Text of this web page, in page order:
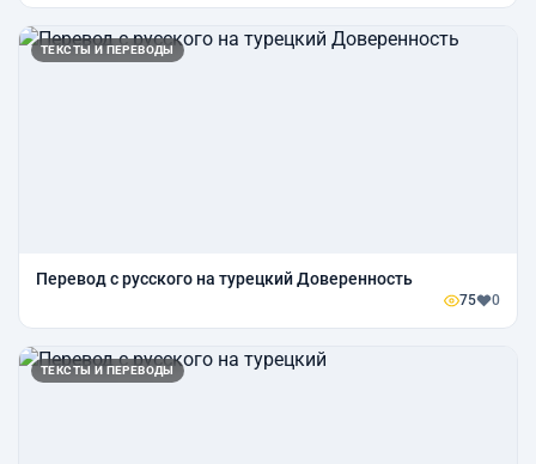
ТЕКСТЫ И ПЕРЕВОДЫ
Перевод с русского на турецкий Доверенность
75 0
ТЕКСТЫ И ПЕРЕВОДЫ